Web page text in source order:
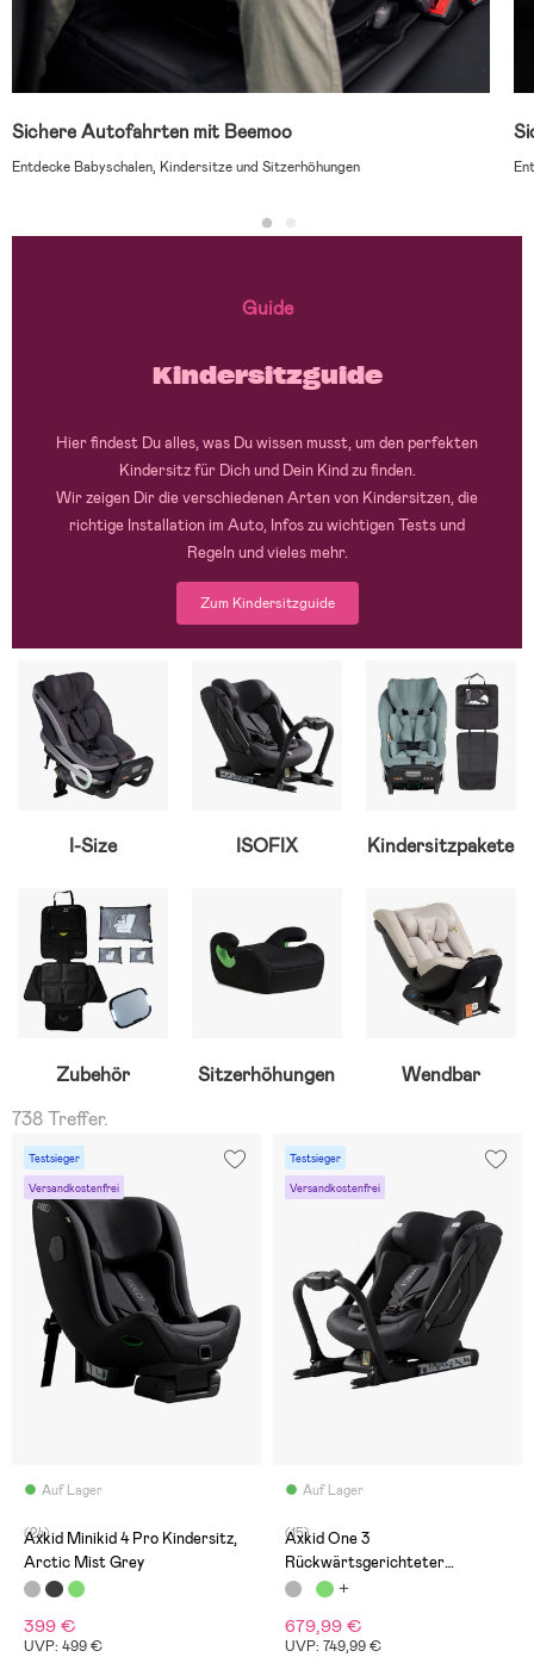
Sichere Autofahrten mit Beemoo
Entdecke Babyschalen, Kindersitze und Sitzerhöhungen
Guide
Kindersitzguide
Hier findest Du alles, was Du wissen musst, um den perfekten
Kindersitz für Dich und Dein Kind zu finden.
Wir zeigen Dir die verschiedenen Arten von Kindersitzen, die
richtige Installation im Auto, Infos zu wichtigen Tests und
Regeln und vieles mehr.
Zum Kindersitzguide
I-Size ISOFIX Kindersitzpakete
Zubehör Sitzerhöhungen
Wendbar
738 Treffer.
Testsieger
Versandkostenfrei
Auf Lager
(24)
Axkid Minikid 4 Pro Kindersitz,
Arctic Mist Grey
399 €
UVP: 499 €
Testsieger
Versandkostenfrei
Auf Lager
(15)
Axkid One 3
Rückwärtsgerichteter
Kindersitz, Arctic Mist Grey
679,99 €
UVP: 749,99 €